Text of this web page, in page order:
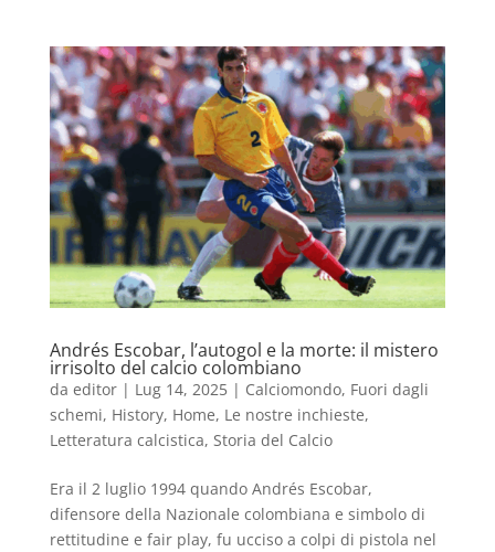
Andrés Escobar, l’autogol e la morte: il mistero
irrisolto del calcio colombiano
da editor| Lug 14, 2025| Calciomondo, Fuori dagli
schemi, History, Home, Le nostre inchieste,
Letteratura calcistica, Storia del Calcio
Era il 2 luglio 1994 quando Andrés Escobar,
difensore della Nazionale colombiana e simbolo di
rettitudine e fair play, fu ucciso a colpi di pistola nel